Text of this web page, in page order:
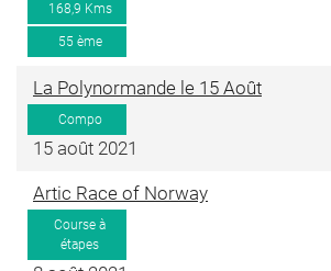
168,9 Kms
55 ème
La Polynormande le 15 Août
Compo
15 août 2021
Artic Race of Norway
Course à
étapes